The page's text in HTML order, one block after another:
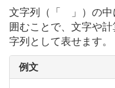
文字列（「 」）の
囲むことで、文字や
字列として表せます。
例文